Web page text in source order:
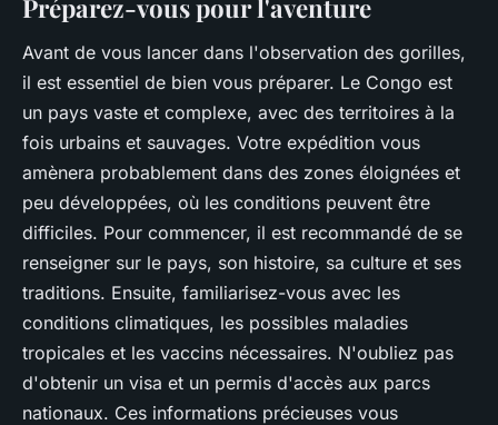
Préparez-vous pour l'aventure
Avant de vous lancer dans l'observation des gorilles,
il est essentiel de bien vous préparer. Le Congo est
un pays vaste et complexe, avec des territoires à la
fois urbains et sauvages. Votre expédition vous
amènera probablement dans des zones éloignées et
peu développées, où les conditions peuvent être
difficiles. Pour commencer, il est recommandé de se
renseigner sur le pays, son histoire, sa culture et ses
traditions. Ensuite, familiarisez-vous avec les
conditions climatiques, les possibles maladies
tropicales et les vaccins nécessaires. N'oubliez pas
d'obtenir un visa et un permis d'accès aux parcs
nationaux. Ces informations précieuses vous